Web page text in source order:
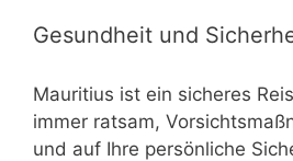
Gesundheit und
Mauritius ist ein sicheres
immer ratsam,
und auf Ihre persönliche